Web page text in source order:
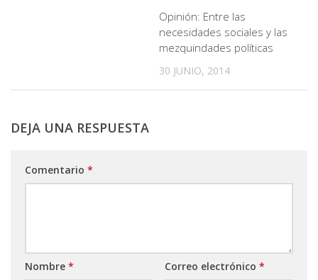
Opinión: Entre las
necesidades sociales y las
mezquindades políticas
30 JUNIO, 2014
DEJA UNA RESPUESTA
Comentario *
Nombre * Correo electrónico *